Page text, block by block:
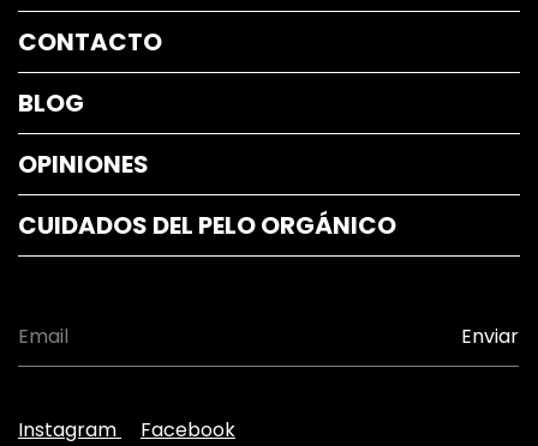
CONTACTO
BLOG
OPINIONES
CUIDADOS DEL PELO ORGÁNICO
Instagram Facebook